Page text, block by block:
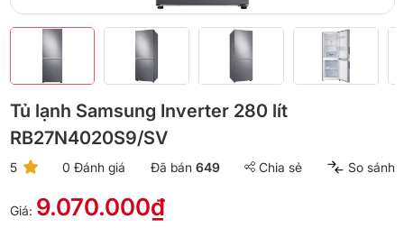
Tủ lạnh Samsung Inverter 280 lít
RB27N4020S9/SV
5 0 Đánh giá Đã bán 649 Chia sẻ So sánh
Giá: 9.070.000₫